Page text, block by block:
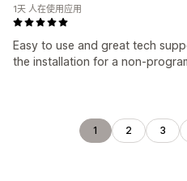
Easy to use and great tech
the installation for a non-
1天 人在使用应用
1 2 3